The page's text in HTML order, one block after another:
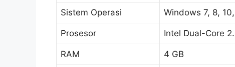
Sistem Operasi Windows 7, 8, 10,
Prosesor Intel Dual-Core
RAM 4 GB